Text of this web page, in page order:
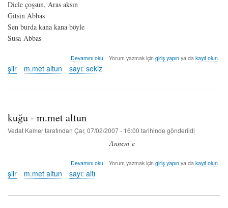
Dicle çoşsun, Aras aksın
Gitsin Abbas
Sen burda kana kana böyle
Susa Abbas
abbas
m.met
hakkında
Devamını oku Yorum yazmak için giriş yapınya da kayıt olun
şiir m.met altun sayı: sekiz
kuğu - m.met altun
Vedat Kamertarafından Çar, 07/02/2007 - 16:00 tarihinde gönderildi
Annem’e
kuğu
-
m.met
hakkında
Devamını oku Yorum yazmak için giriş yapınya da kayıt olun
şiir m.met altun sayı: altı